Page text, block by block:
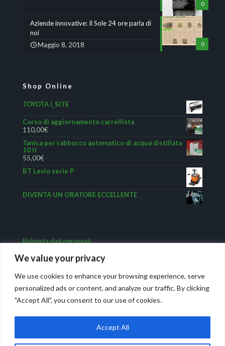
We value your privacy
We use cookies to enhance your browsing experience, serve
personalized ads or content, and analyze our traffic. By clicking
"Accept All", you consent to our use of cookies.
Accept All
0
0
Aziende innovative: Il Sole 24 ore parla di
noi
Maggio 8, 2018
Shop Online
TOYOTA I_SITE
Corso di aggiornamento carrellista
110,00€
Tanica per rabbocco automatico di acqua distillata
10 lt
55,00€
BT Levio serie P
DIVENTA UN ORATORE ECCELLENTE
Richiesta dati personali
Movicar Carrelli elevatori – Formazione aziendale. © 1995-
2024.